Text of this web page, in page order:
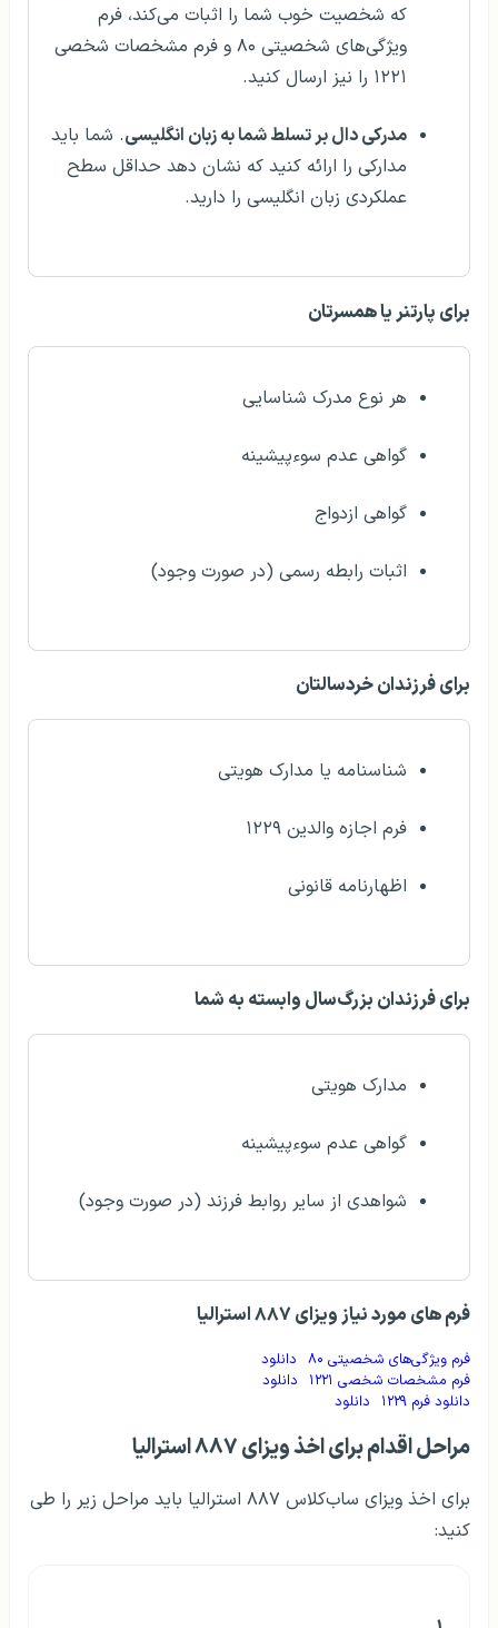
که شخصیت خوب شما را اثبات می‌کند، فرم
ویژگی‌های شخصیتی ۸۰ و فرم مشخصات شخصی
۱۲۲۱ را نیز ارسال کنید.
مدرکی دال بر تسلط شما به زبان انگلیسی. شما باید
مدارکی را ارائه کنید که نشان دهد حداقل سطح
عملکردی زبان انگلیسی را دارید.
برای پارتنر یا همسرتان
هر نوع مدرک شناسایی
گواهی عدم سوءپیشینه
گواهی ازدواج
اثبات رابطه رسمی (در صورت وجود)
برای فرزندان خردسالتان
شناسنامه یا مدارک هویتی
فرم اجازه والدین ۱۲۲۹
اظهارنامه قانونی
برای فرزندان بزرگ‌سال وابسته به شما
مدارک هویتی
گواهی عدم سوءپیشینه
شواهدی از سایر روابط فرزند (در صورت وجود)
فرم‌ های مورد نیاز ویزای ۸۸۷ استرالیا
فرم ویژگی‌های شخصیتی ۸۰
دانلود
فرم مشخصات شخصی ۱۲۲۱
دانلود
دانلود فرم ۱۲۲۹
دانلود
مراحل اقدام برای اخذ ویزای ۸۸۷ استرالیا
برای اخذ ویزای ساب‌کلاس ۸۸۷ استرالیا باید مراحل زیر را طی
کنید: